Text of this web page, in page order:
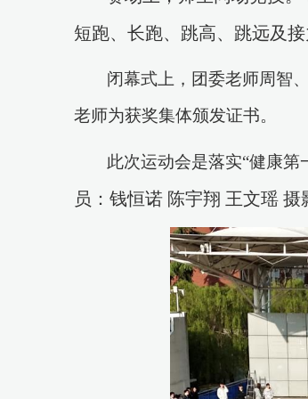
短跑、长跑、跳高、跳远及接
闭幕式上 ，团委老师周智、
老师为获奖集体颁发证书。
此次运动会是落实“健康第
员：钱恒诺 陈宇翔 王文瑶 摄